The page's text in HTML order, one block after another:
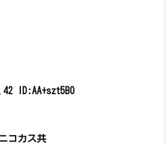
ID:AA+szt5B0
コカス共